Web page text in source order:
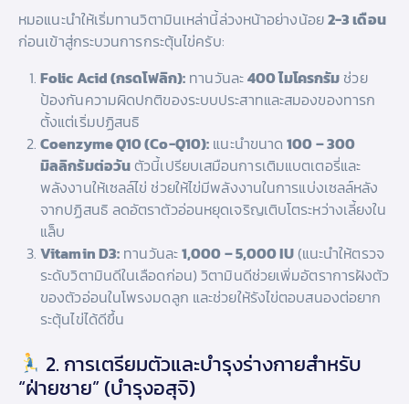
หมอแนะนำให้เริ่มทานวิตามินเหล่านี้ล่วงหน้าอย่างน้อย2-3 เดือน
ก่อนเข้าสู่กระบวนการกระตุ้นไข่ครับ:
Folic Acid (กรดโฟลิก): ทานวันละ400 ไมโครกรัม ช่วย
ป้องกันความผิดปกติของระบบประสาทและสมองของทารก
ตั้งแต่เริ่มปฏิสนธิ
Coenzyme Q10 (Co-Q10): แนะนำขนาด100 – 300
มิลลิกรัมต่อวันตัวนี้เปรียบเสมือนการเติมแบตเตอรี่และ
พลังงานให้เซลล์ไข่ ช่วยให้ไข่มีพลังงานในการแบ่งเซลล์หลัง
จากปฏิสนธิ ลดอัตราตัวอ่อนหยุดเจริญเติบโตระหว่างเลี้ยงใน
แล็บ
Vitamin D3: ทานวันละ1,000 – 5,000 IU(แนะนำให้ตรวจ
ระดับวิตามินดีในเลือดก่อน) วิตามินดีช่วยเพิ่มอัตราการฝังตัว
ของตัวอ่อนในโพรงมดลูก และช่วยให้รังไข่ตอบสนองต่อยาก
ระตุ้นไข่ได้ดีขึ้น
2. การเตรียมตัวและบำรุงร่างกายสำหรับ
“ฝ่ายชาย” (บำรุงอสุจิ)